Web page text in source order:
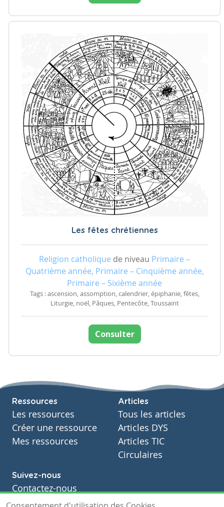
Les fêtes chrétiennes
Religion catholique de niveau Primaire –
Quatrième année, Primaire – Cinquième année,
Primaire – Sixième année
Tags : ascension, assomption, calendrier, épiphanie, fêtes,
Liturgie, noël, Pâques, Pentecôte, Toussaint
Consulter
Ressources
Les ressources
Créer une ressource
Mes ressources
Articles
Tous les articles
Articles DYS
Articles TIC
Circulaires
Suivez-nous
Contactez-nous
Soutien scolaire